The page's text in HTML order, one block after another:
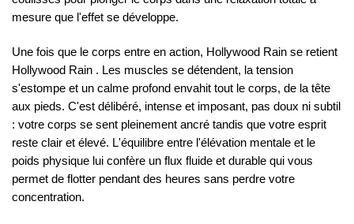
mesure que l'effet se développe.
Une fois que le corps entre en action, Hollywood Rain se retient
Hollywood Rain . Les muscles se détendent, la tension
s'estompe et un calme profond envahit tout le corps, de la tête
aux pieds. C'est délibéré, intense et imposant, pas doux ni subtil
: votre corps se sent pleinement ancré tandis que votre esprit
reste clair et élevé. L'équilibre entre l'élévation mentale et le
poids physique lui confère un flux fluide et durable qui vous
permet de flotter pendant des heures sans perdre votre
concentration.